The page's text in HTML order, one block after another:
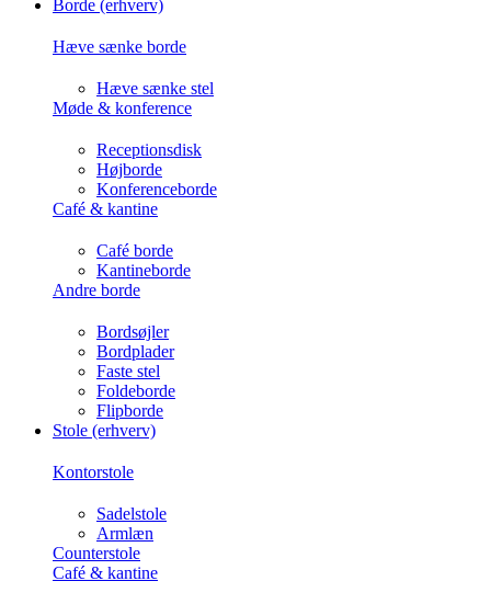
Borde (erhverv)
Hæve sænke borde
Hæve sænke stel
Møde & konference
Receptionsdisk
Højborde
Konferenceborde
Café & kantine
Café borde
Kantineborde
Andre borde
Bordsøjler
Bordplader
Faste stel
Foldeborde
Flipborde
Stole (erhverv)
Kontorstole
Sadelstole
Armlæn
Counterstole
Café & kantine